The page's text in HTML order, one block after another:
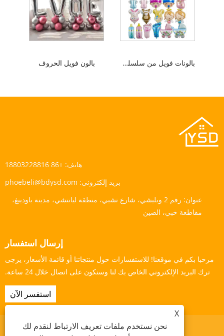
بالون فويل الحروف بالونات فويل من سلسلة المعمودية
هاتف: +86 18803228816
بريد إلكتروني: phoebeli@bdysd.com
عنوان:
رقم 2 ويليشي، شارع تشيي، منطقة ليانتشي، مدينة باودينغ،
مقاطعة خبي، الصين
إرسال استفسار
مرحبا بكم في موقعنا! للاستفسارات حول منتجاتنا أو قائمة الأسعار، يرجى
ترك البريد الإلكتروني الخاص بك لنا وسنكون على اتصال خلال 24 ساعة.
استفسر الآن
X
نحن نستخدم ملفات تعريف الارتباط لنقدم لك